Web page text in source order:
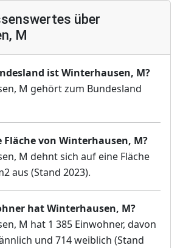
über
M
ist Winterhausen, M?
M gehört zum Bundesland
Fläche von Winterhausen, M?
M dehnt sich auf eine Fläche
aus (Stand 2023).
hat Winterhausen, M?
M hat 1 385 Einwohner, davon
und 714 weiblich (Stand